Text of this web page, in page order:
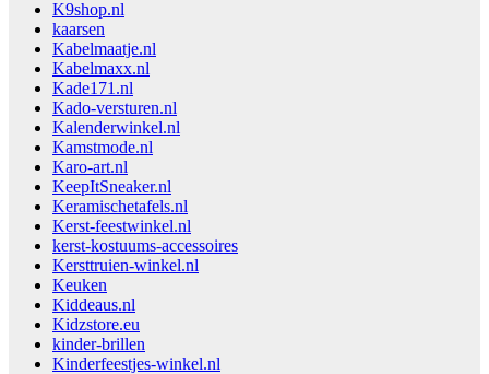
K9shop.nl
kaarsen
Kabelmaatje.nl
Kabelmaxx.nl
Kade171.nl
Kado-versturen.nl
Kalenderwinkel.nl
Kamstmode.nl
Karo-art.nl
KeepItSneaker.nl
Keramischetafels.nl
Kerst-feestwinkel.nl
kerst-kostuums-accessoires
Kersttruien-winkel.nl
Keuken
Kiddeaus.nl
Kidzstore.eu
kinder-brillen
Kinderfeestjes-winkel.nl